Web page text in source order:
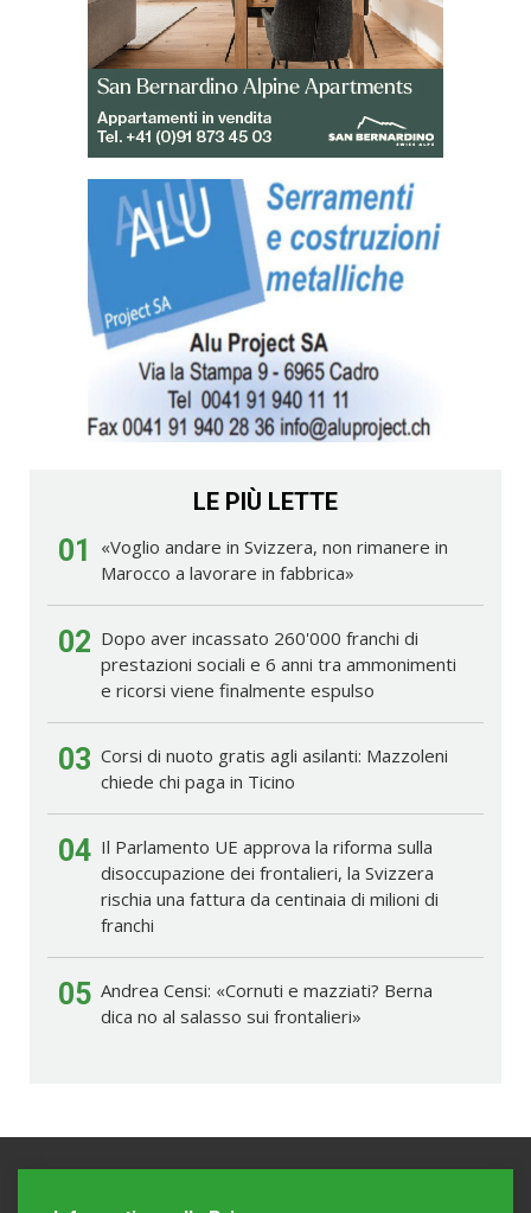
LE PIÙ LETTE
01
«Voglio andare in Svizzera, non rimanere in
Marocco a lavorare in fabbrica»
02 Dopo aver incassato 260'000 franchi di
prestazioni sociali e 6 anni tra ammonimenti
e ricorsi viene finalmente espulso
03 Corsi di nuoto gratis agli asilanti: Mazzoleni
chiede chi paga in Ticino
04 Il Parlamento UE approva la riforma sulla
disoccupazione dei frontalieri, la Svizzera
rischia una fattura da centinaia di milioni di
franchi
05 Andrea Censi: «Cornuti e mazziati? Berna
dica no al salasso sui frontalieri»